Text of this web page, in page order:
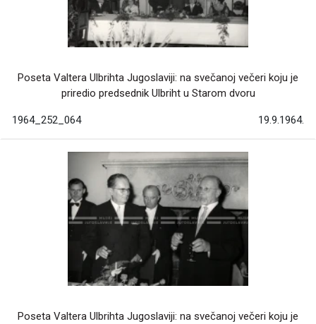
Poseta Valtera Ulbrihta Jugoslaviji: na svečanoj večeri koju je
priredio predsednik Ulbriht u Starom dvoru
1964_252_064 19.9.1964.
Poseta Valtera Ulbrihta Jugoslaviji: na svečanoj večeri koju je